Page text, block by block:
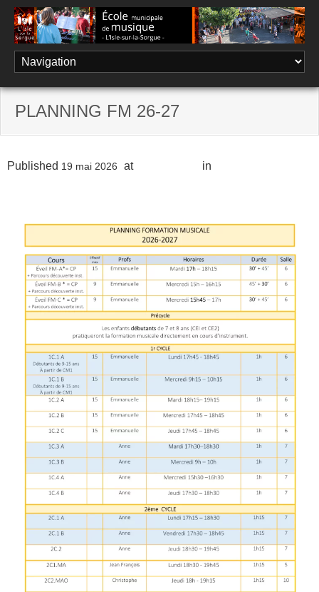
Skip
content
PLANNING FM 26-27
Published 19 mai 2026 at in